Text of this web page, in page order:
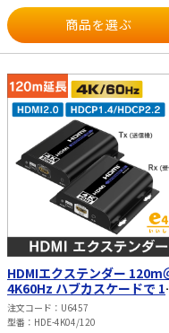
コネクタにもサブリールを採用
るので、扱いやすい構造です。 ・
面のロック/ブレーキ機能により
運び時や惰性回転によるからま
止します。 ※ケーブルはリール
外せないため、他のケーブルで利
ることは出来ません。 両端HDMIタイ
プAコネクター付 長さ：50m（デ
プレイ側45m + ソース側5m） 長
100m（ディスプレイ側95m + ソ
側5m） ケーブル色：ブラック 詳細
・ハイスピード(Ver.2.0準拠)
4K60Hzフルスペック映像 ・
規格・ディープカラー対応 ・
CEC(各社リンク機能) ■ご注意■ 当
商品は、接続する機器に直接差し
使用ください。 ※HDMIケーブル
器との間に、分配器やアダプタ、
器などを挟んで接続した場合、
やアダプタ、切替器の性能によっ
映像が映らない場合がございます
商品を選ぶ
HDMIエクステンダー 120m＠
4K60Hz ハブカスケードで 1
1、1対多通信対応
注文コード
U6457
型番
HDE-4K04/120